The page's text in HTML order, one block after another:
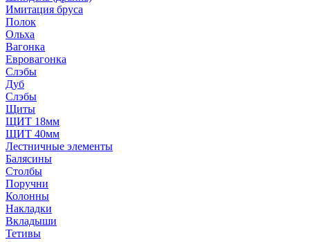
Имитация бруса
Полок
Ольха
Вагонка
Евровагонка
Слэбы
Дуб
Слэбы
Щиты
ЩИТ 18мм
ЩИТ 40мм
Лестничные элементы
Балясины
Столбы
Поручни
Колонны
Накладки
Вкладыши
Тетивы